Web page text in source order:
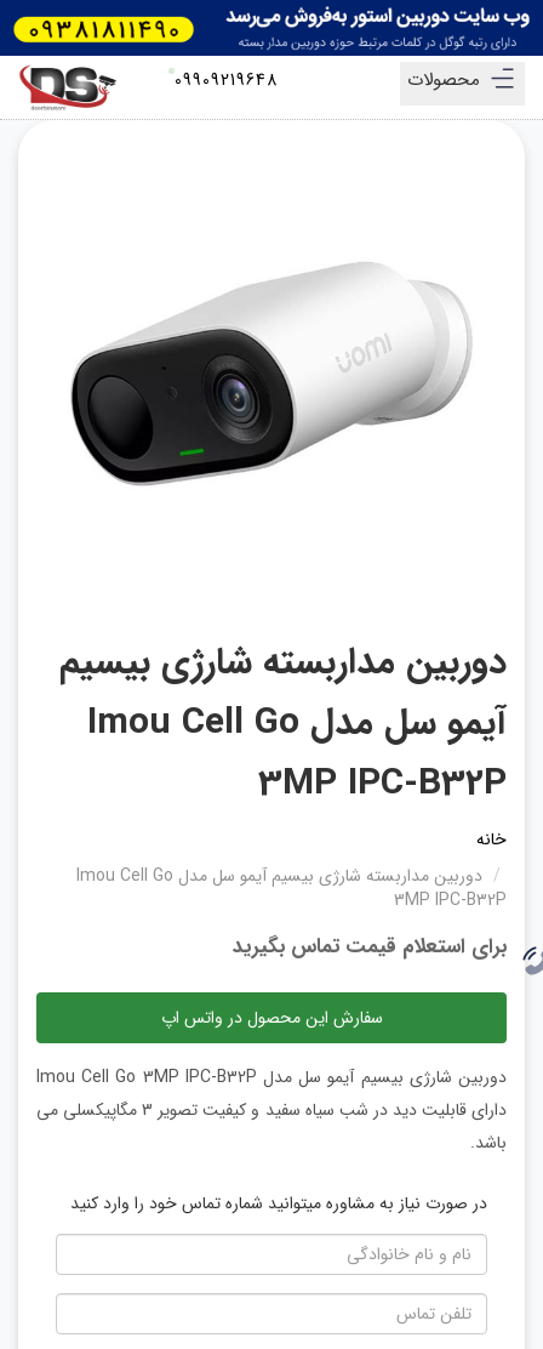
محصولات 09909219648
دوربین مداربسته شارژی بیسیم
آیمو سل مدل Imou Cell Go
3MP IPC-B32P
خانه
دوربین مداربسته شارژی بیسیم آیمو سل مدل Imou Cell Go
3MP IPC-B32P
برای استعلام قیمت تماس بگیرید
سفارش این محصول در واتس اپ
دوربین شارژی بیسیم آیمو سل مدل Imou Cell Go 3MP IPC-B32P
دارای قابلیت دید در شب سیاه سفید و کیفیت تصویر 3 مگاپیکسلی می
باشد.
در صورت نیاز به مشاوره میتوانید شماره تماس خود را وارد کنید